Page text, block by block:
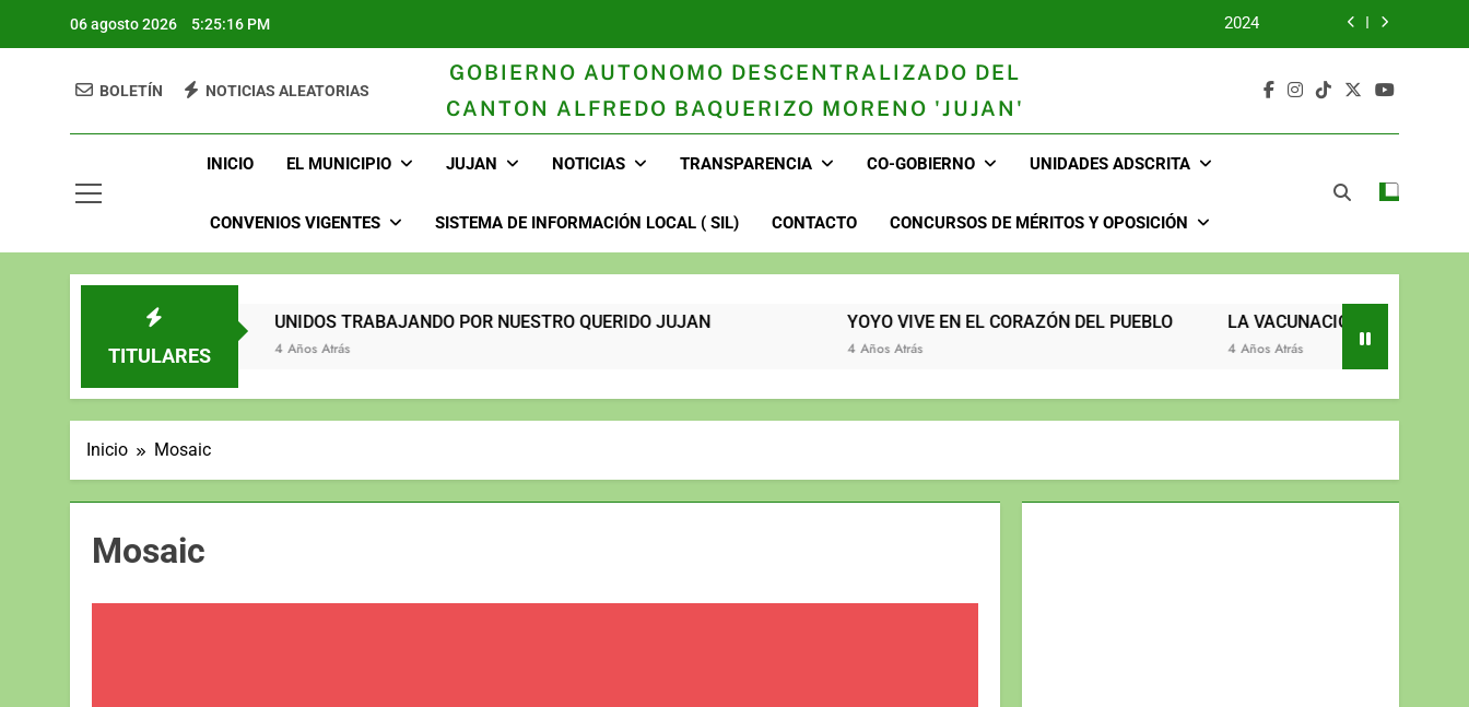
06 agosto 2026 5:25:17 PM 2024
UNIDOS TRABAJANDO POR NUESTRO QUERIDO JUJAN
GOBIERNO AUTONOMO DESCENTRALIZADO DEL
CANTON ALFREDO BAQUERIZO MORENO 'JUJAN'
BOLETÍN NOTICIAS ALEATORIAS
INICIO EL MUNICIPIO JUJAN NOTICIAS TRANSPARENCIA CO-GOBIERNO UNIDADES ADSCRITA
CONVENIOS VIGENTES SISTEMA DE INFORMACIÓN LOCAL ( SIL) CONTACTO CONCURSOS DE MÉRITOS Y OPOSICIÓN
TITULARES
3 Años Atrás
UNIDOS TRABAJANDO POR NUESTRO QUERIDO JUJAN
4 Años Atrás
YOYO VIVE EN EL CORAZÓN DEL PUEBLO
4 Años Atrás
LA VACUNACIÓN CONTINÚA Y
4 Años Atrás
Inicio Mosaic
Mosaic